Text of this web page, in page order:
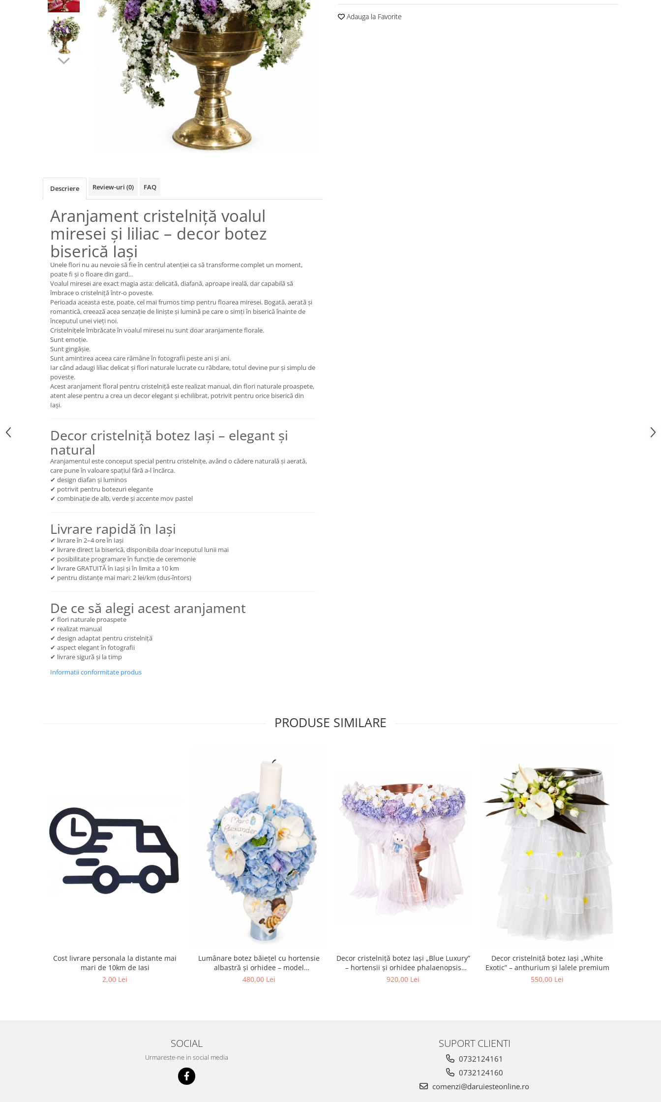
Adauga la Favorite
Descriere Review-uri (0) FAQ
Aranjament cristelniță voalul
miresei și liliac – decor botez
biserică Iași
Unele flori nu au nevoie să fie în centrul atenției ca să transforme complet un moment,
poate fi și o floare din gard...
Voalul miresei are exact magia asta: delicată, diafană, aproape ireală, dar capabilă să
îmbrace o cristelniță într-o poveste.
Perioada aceasta este, poate, cel mai frumos timp pentru floarea miresei. Bogată, aerată și
romantică, creează acea senzație de liniște și lumină pe care o simți în biserică înainte de
începutul unei vieți noi.
Cristelnițele îmbrăcate în voalul miresei nu sunt doar aranjamente florale.
Sunt emoție.
Sunt gingășie.
Sunt amintirea aceea care rămâne în fotografii peste ani și ani.
Iar când adaugi liliac delicat și flori naturale lucrate cu răbdare, totul devine pur și simplu de
poveste.
Acest aranjament floral pentru cristelniță este realizat manual, din flori naturale proaspete,
atent alese pentru a crea un decor elegant și echilibrat, potrivit pentru orice biserică din
Iași.
Decor cristelniță botez Iași – elegant și
natural
Aranjamentul este conceput special pentru cristelnițe, având o cădere naturală și aerată,
care pune în valoare spațiul fără a-l încărca.
✔ design diafan și luminos
✔ potrivit pentru botezuri elegante
✔ combinație de alb, verde și accente mov pastel
Livrare rapidă în Iași
✔ livrare în 2–4 ore în Iași
✔ livrare direct la biserică, disponibila doar inceputul lunii mai
✔ posibilitate programare în funcție de ceremonie
✔ livrare GRATUITĂ în Iași și în limita a 10 km
✔ pentru distanțe mai mari: 2 lei/km (dus-întors)
De ce să alegi acest aranjament
✔ flori naturale proaspete
✔ realizat manual
✔ design adaptat pentru cristelniță
✔ aspect elegant în fotografii
✔ livrare sigură și la timp
Informatii conformitate produs
PRODUSE SIMILARE
Cost livrare personala la distante mai
mari de 10km de Iasi
2,00 Lei
Lumânare botez băiețel cu hortensie
albastră și orhidee – model
personalizat, livrare Iași
480,00 Lei
Decor cristelniță botez Iași „Blue Luxury”
– hortensii și orhidee phalaenopsis
premium
920,00 Lei
Decor cristelniță botez Iași „White
Exotic” – anthurium și lalele premium
550,00 Lei
SOCIAL
Urmareste-ne in social media
SUPORT CLIENTI
0732124161
0732124160
comenzi@daruiesteonline.ro